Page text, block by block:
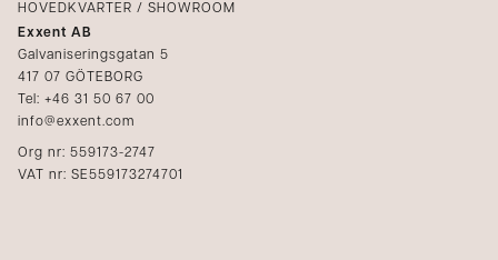
Kataloger
Mediabank
Bli forhandler
HOVEDKVARTER / SHOWROOM
Exxent AB
Galvaniseringsgatan 5
417 07 GÖTEBORG
Tel: +46 31 50 67 00
info@exxent.com
Org nr: 559173-2747
VAT nr: SE559173274701